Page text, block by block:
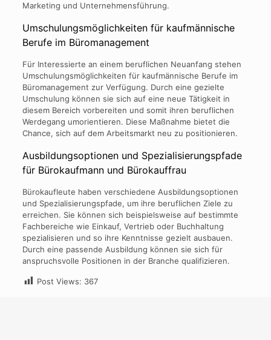
Marketing und Unternehmensführung.
Umschulungsmöglichkeiten für kaufmännische
Berufe im Büromanagement
Für Interessierte an einem beruflichen Neuanfang stehen
Umschulungsmöglichkeiten für kaufmännische Berufe im
Büromanagement zur Verfügung. Durch eine gezielte
Umschulung können sie sich auf eine neue Tätigkeit in
diesem Bereich vorbereiten und somit ihren beruflichen
Werdegang umorientieren. Diese Maßnahme bietet die
Chance, sich auf dem Arbeitsmarkt neu zu positionieren.
Ausbildungsoptionen und Spezialisierungspfade
für Bürokaufmann und Bürokauffrau
Bürokaufleute haben verschiedene Ausbildungsoptionen
und Spezialisierungspfade, um ihre beruflichen Ziele zu
erreichen. Sie können sich beispielsweise auf bestimmte
Fachbereiche wie Einkauf, Vertrieb oder Buchhaltung
spezialisieren und so ihre Kenntnisse gezielt ausbauen.
Durch eine passende Ausbildung können sie sich für
anspruchsvolle Positionen in der Branche qualifizieren.
Post Views: 367